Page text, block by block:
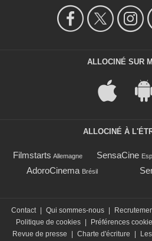
ALLOCINÉ SUR
ALLOCINÉ À
Filmstarts Allemagne SensaCine
AdoroCinema Brésil
Contact | Qui sommes-nous |
Politique de cookies | Préférences
Revue de presse
| Charte d'écriture |